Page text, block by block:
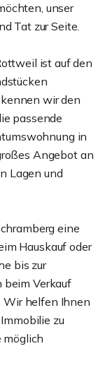
unser
Tat zur Seite.
ist auf den
wir den
passende
in
Angebot an
Lagen und
eine
Hauskauf oder
bis zur
beim Verkauf
Wir helfen Ihnen
zu
möglich